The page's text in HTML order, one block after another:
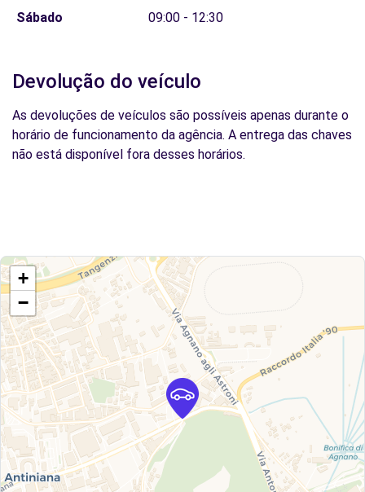
Sábado
09:00 - 12:30
Devolução do veículo
As devoluções de veículos são possíveis apenas durante o
horário de funcionamento da agência. A entrega das chaves
não está disponível fora desses horários.
+
−